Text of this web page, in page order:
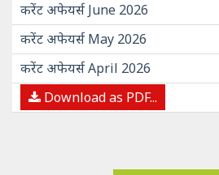
करेंट अफेयर्स June 2026
करेंट अफेयर्स May 2026
करेंट अफेयर्स April 2026
Download as PDF...